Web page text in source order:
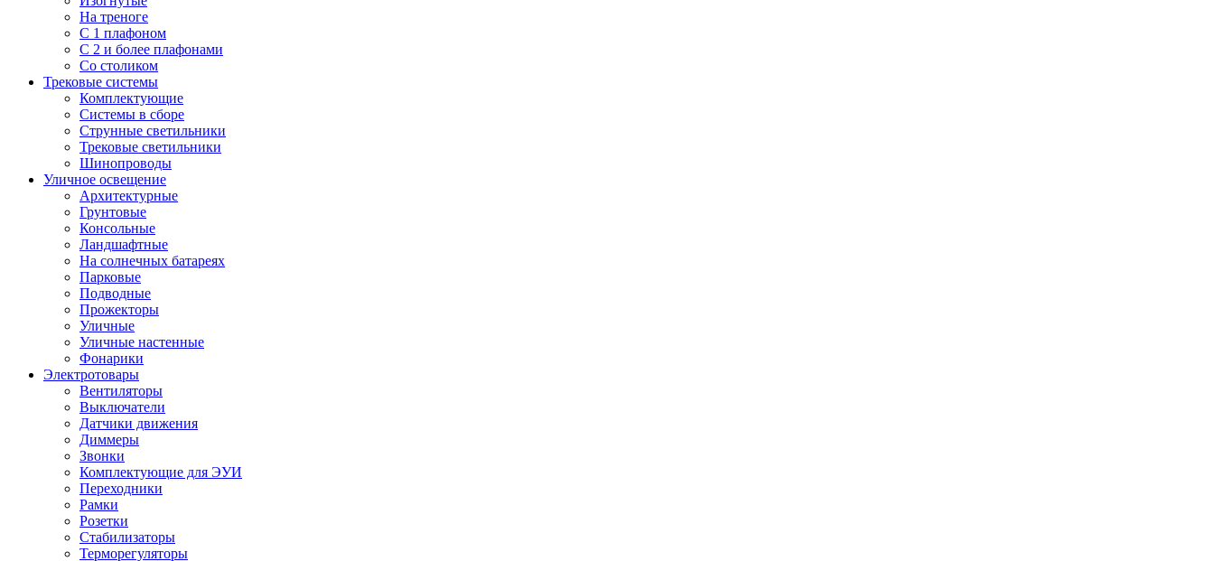
На треноге
С 1 плафоном
С 2 и более плафонами
Со столиком
Трековые системы
Комплектующие
Системы в сборе
Струнные светильники
Трековые светильники
Шинопроводы
Уличное освещение
Архитектурные
Грунтовые
Консольные
Ландшафтные
На солнечных батареях
Парковые
Подводные
Прожекторы
Уличные
Уличные настенные
Фонарики
Электротовары
Вентиляторы
Выключатели
Датчики движения
Диммеры
Звонки
Комплектующие для ЭУИ
Переходники
Рамки
Розетки
Стабилизаторы
Терморегуляторы